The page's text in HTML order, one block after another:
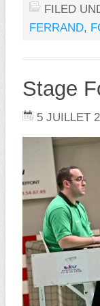
FILED
FERRAND,
Stage
5 JUILLET